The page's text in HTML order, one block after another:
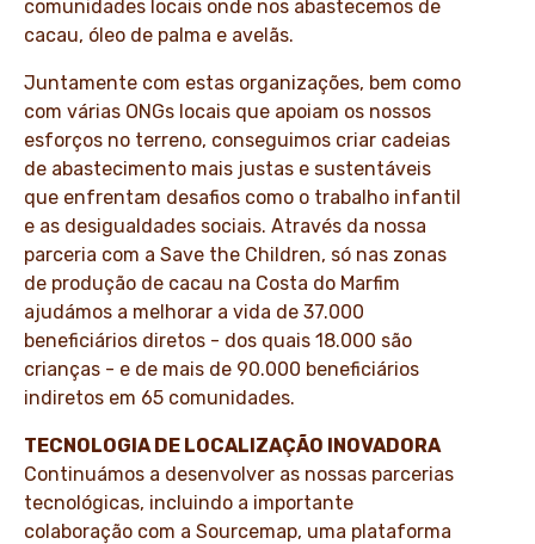
comunidades locais onde nos abastecemos de
cacau, óleo de palma e avelãs.
Juntamente com estas organizações, bem como
com várias ONGs locais que apoiam os nossos
esforços no terreno, conseguimos criar cadeias
de abastecimento mais justas e sustentáveis
que enfrentam desafios como o trabalho infantil
e as desigualdades sociais. Através da nossa
parceria com a Save the Children, só nas zonas
de produção de cacau na Costa do Marfim
ajudámos a melhorar a vida de 37.000
beneficiários diretos - dos quais 18.000 são
crianças - e de mais de 90.000 beneficiários
indiretos em 65 comunidades.
TECNOLOGIA DE LOCALIZAÇÃO INOVADORA
Continuámos a desenvolver as nossas parcerias
tecnológicas, incluindo a importante
colaboração com a Sourcemap, uma plataforma